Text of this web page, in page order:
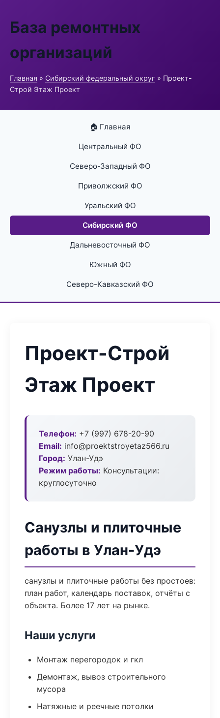
База ремонтных
организаций
Главная » Сибирский федеральный округ » Проект-
Строй Этаж Проект
🏠 Главная
Центральный ФО
Северо-Западный ФО
Приволжский ФО
Уральский ФО
Сибирский ФО
Дальневосточный ФО
Южный ФО
Северо-Кавказский ФО
Проект-Строй
Этаж Проект
Телефон: +7 (997) 678-20-90
Email: info@proektstroyetaz566.ru
Город: Улан-Удэ
Режим работы: Консультации:
круглосуточно
Санузлы и плиточные
работы в Улан-Удэ
санузлы и плиточные работы без простоев:
план работ, календарь поставок, отчёты с
объекта. Более 17 лет на рынке.
Наши услуги
Монтаж перегородок и гкл
Демонтаж, вывоз строительного
мусора
Натяжные и реечные потолки